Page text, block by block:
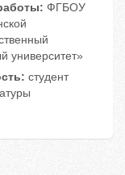
ФГБОУ
университет»
студент